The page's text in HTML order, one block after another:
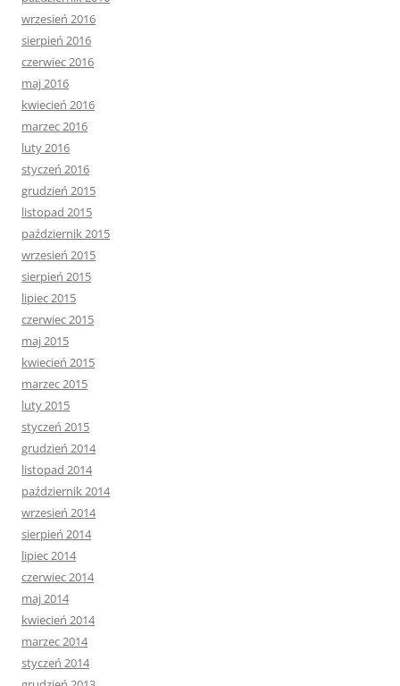
wrzesień 2016
sierpień 2016
czerwiec 2016
maj 2016
kwiecień 2016
marzec 2016
luty 2016
styczeń 2016
grudzień 2015
listopad 2015
październik 2015
wrzesień 2015
sierpień 2015
lipiec 2015
czerwiec 2015
maj 2015
kwiecień 2015
marzec 2015
luty 2015
styczeń 2015
grudzień 2014
listopad 2014
październik 2014
wrzesień 2014
sierpień 2014
lipiec 2014
czerwiec 2014
maj 2014
kwiecień 2014
marzec 2014
styczeń 2014